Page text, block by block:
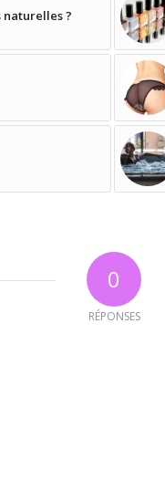
?
0
RÉPONSES